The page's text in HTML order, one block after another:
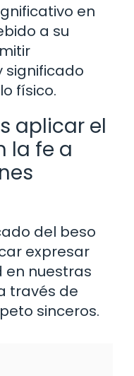
en
a su
significado
físico.
aplicar el
la fe a
del beso
expresar
en nuestras
través de
sinceros.